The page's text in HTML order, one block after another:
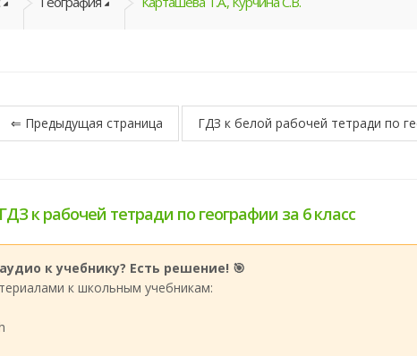
⇐ Предыдущая страница ГДЗ к белой рабочей тетради по
к рабочей тетради по географии за 6 класс
к учебнику? Есть решение! 🎯
к школьным учебникам: